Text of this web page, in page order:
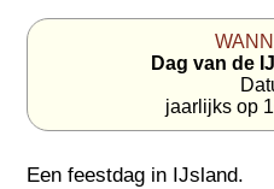
Dag van de
jaarlijks op
Een feestdag in IJsland.